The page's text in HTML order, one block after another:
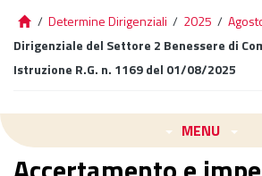
/ Determine Dirigenziali / 2025 /
Dirigenziale del Settore 2 Benessere di
Istruzione R.G. n. 1169 del 01/08/2025
MENU